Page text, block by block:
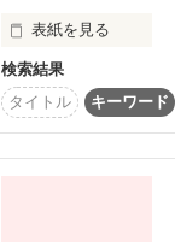
※①多少グロテスク
表紙を見る
何一つ変わらない日常の続く扉を僕は開く。
検索結果
タイトル
キーワード